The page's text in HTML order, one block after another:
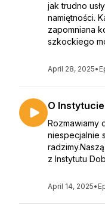
jak trudno
namiętności.
zapomniana
szkockiego
April 28, 2025•
O
Rozmawiamy
niespecjalnie
z Instytutu
April 14, 2025•